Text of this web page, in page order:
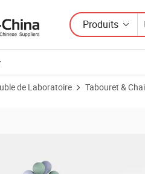
Produits
de Laboratoire Tabouret &
en tissu antistatique ESD